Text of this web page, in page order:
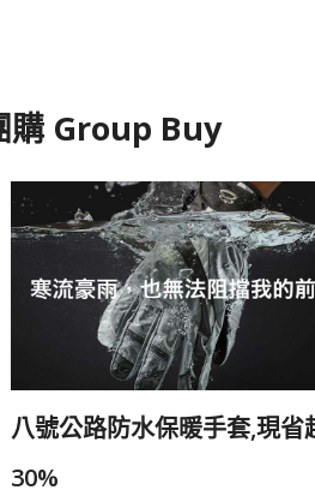
購 Group Buy
八號公路防水保暖手套,現省
30%